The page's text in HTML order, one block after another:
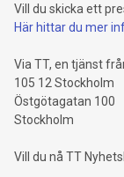
Vill du skicka ett
Här hittar du mer
Via TT, en tjänst
105 12 Stockholm
Östgötagatan 100
Stockholm
Vill du nå TT